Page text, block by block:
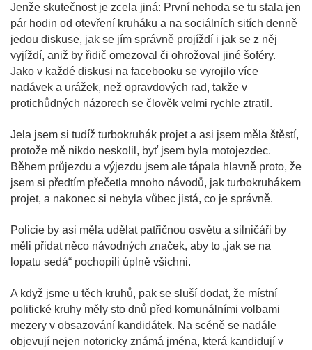
Jenže skutečnost je zcela jiná: První nehoda se tu stala jen
pár hodin od otevření kruháku a na sociálních sitích denně
jedou diskuse, jak se jím správně projíždí i jak se z něj
vyjíždí, aniž by řidič omezoval či ohrožoval jiné šoféry.
Jako v každé diskusi na facebooku se vyrojilo více
nadávek a urážek, než opravdových rad, takže v
protichůdných názorech se člověk velmi rychle ztratil.
Jela jsem si tudíž turbokruhák projet a asi jsem měla štěstí,
protože mě nikdo neskolil, byť jsem byla motojezdec.
Během průjezdu a výjezdu jsem ale tápala hlavně proto, že
jsem si předtím přečetla mnoho návodů, jak turbokruhákem
projet, a nakonec si nebyla vůbec jistá, co je správně.
Policie by asi měla udělat patřičnou osvětu a silničáři by
měli přidat něco návodných značek, aby to „jak se na
lopatu sedá“ pochopili úplně všichni.
A když jsme u těch kruhů, pak se sluší dodat, že místní
politické kruhy měly sto dnů před komunálními volbami
mezery v obsazování kandidátek. Na scéně se nadále
objevují nejen notoricky známá jména, která kandidují v